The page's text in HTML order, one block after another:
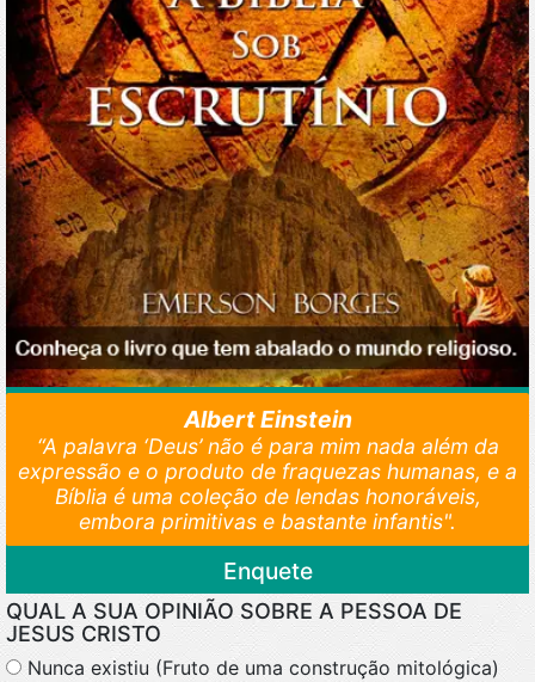
Albert Einstein
“A palavra ‘Deus’ não é para mim nada além da
expressão e o produto de fraquezas humanas, e a
Bíblia é uma coleção de lendas honoráveis,
embora primitivas e bastante infantis".
Enquete
QUAL A SUA OPINIÃO SOBRE A PESSOA DE
JESUS CRISTO
Nunca existiu (Fruto de uma construção mitológica)